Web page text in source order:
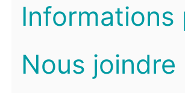
Informations
Nous joindre